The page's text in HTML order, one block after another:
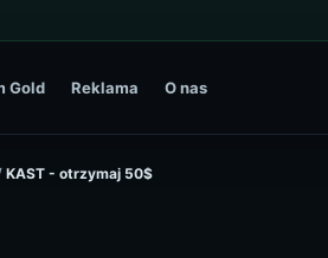
Gold Reklama O nas
KAST - otrzymaj 50$